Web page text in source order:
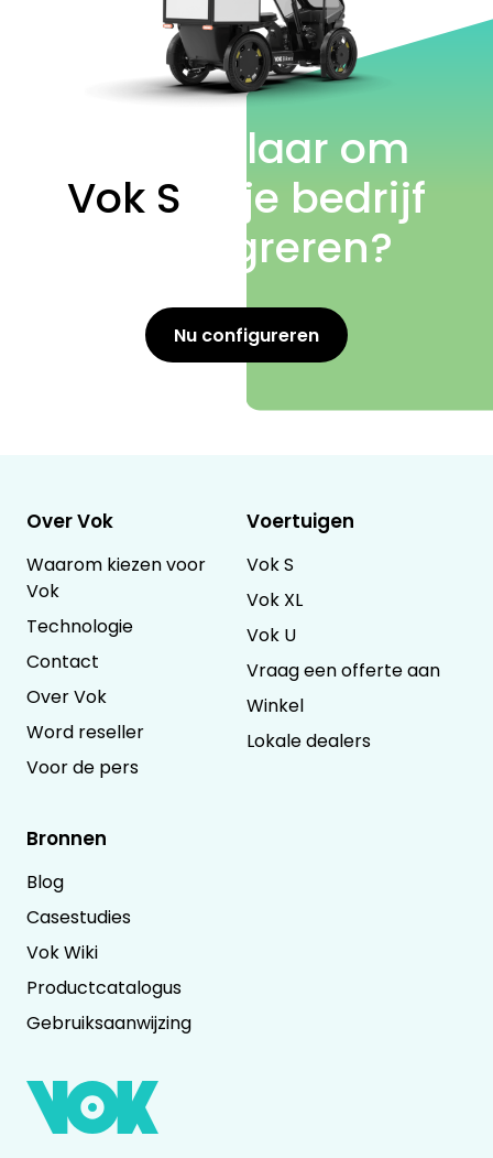
Ben je klaar om
Vok S in je bedrijf
te integreren?
Nu configureren
Over Vok
Waarom kiezen voor
Vok
Technologie
Contact
Over Vok
Word reseller
Voor de pers
Voertuigen
Vok S
Vok XL
Vok U
Vraag een offerte aan
Winkel
Lokale dealers
Bronnen
Blog
Casestudies
Vok Wiki
Productcatalogus
Gebruiksaanwijzing